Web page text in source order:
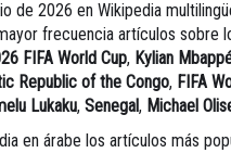
de 2026 en Wikipedia
frecuencia artículos sobre
FIFA World Cup, Kylian
Republic of the Congo, FIFA
Lukaku, Senegal, Michael
en árabe los artículos más